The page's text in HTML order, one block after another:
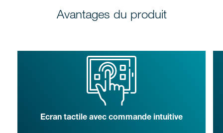
Avantages du produit
Ecran tactile avec commande intuitive